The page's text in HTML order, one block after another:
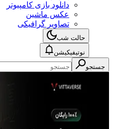
دانلود بازی کامپیوتر
عکس ماشین
تصاویر گرافیکی
حالت شب
نوتیفیکیشن
جستجو